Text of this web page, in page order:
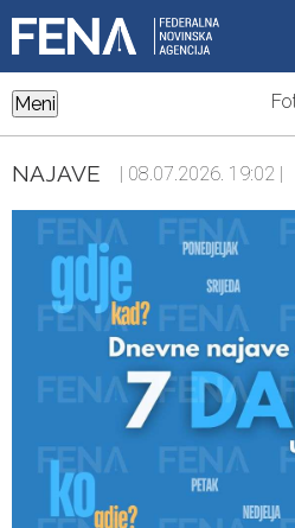
Meni
NAJAVE | 08.07.2026. 19:02 |